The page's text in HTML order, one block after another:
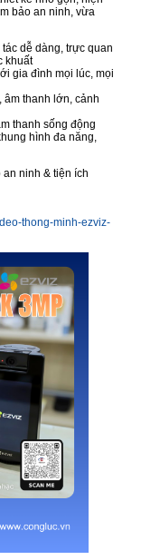
bảo an ninh, vừa
dễ dàng, trực quan
khuất
gia đình mọi lúc, mọi
âm thanh lớn, cảnh
thanh sống động
hình đa năng,
ninh & tiện ích
thong-minh-ezviz-